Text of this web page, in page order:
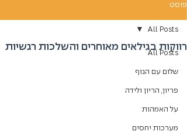
פוסט
All Posts
שלום עם הגוף
פריון, הריון ולידה
על האמהות
מערכות יחסים
All Posts
רווקות בגילאים מאוחרים והשלכות רגשיות